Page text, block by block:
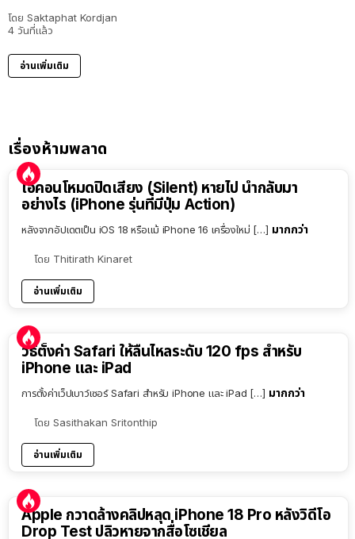
โดย Saktaphat Kordjan
4 วันที่แล้ว
อ่านเพิ่มเติม
เรื่องห้ามพลาด
ไอคอนโหมดปิดเสียง (Silent) หายไป นำกลับมา
อย่างไร (iPhone รุ่นที่มีปุ่ม Action)
หลังจากอัปเดตเป็น iOS 18 หรือแม้ iPhone 16 เครื่องใหม่ […] มากกว่า
โดย Thitirath Kinaret
อ่านเพิ่มเติม
วิธีตั้งค่า Safari ให้ลื่นไหลระดับ 120 fps สำหรับ
iPhone และ iPad
การตั้งค่าเว็ปเบาว์เซอร์ Safari สำหรับ iPhone และ iPad […] มากกว่า
โดย Sasithakan Sritonthip
อ่านเพิ่มเติม
Apple กวาดล้างคลิปหลุด iPhone 18 Pro หลังวิดีโอ
Drop Test ปลิวหายจากสื่อโซเชียล